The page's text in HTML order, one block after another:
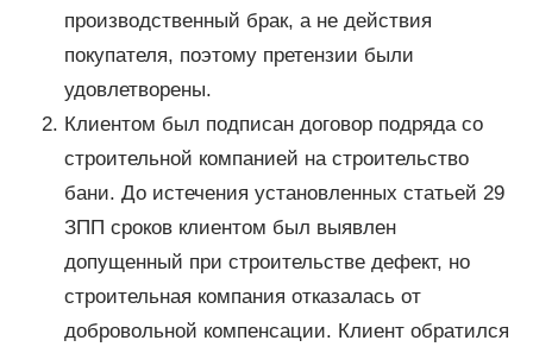
производственный брак, а не действия
покупателя, поэтому претензии были
удовлетворены.
Клиентом был подписан договор подряда со
строительной компанией на строительство
бани. До истечения установленных статьей 29
ЗПП сроков клиентом был выявлен
допущенный при строительстве дефект, но
строительная компания отказалась от
добровольной компенсации. Клиент обратился